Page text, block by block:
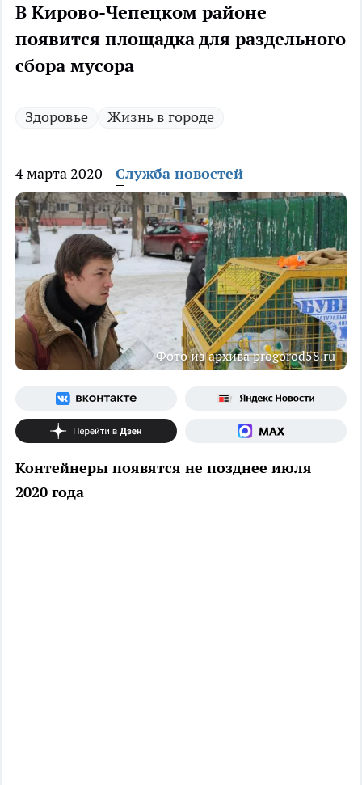
В Кирово-Чепецком районе
появится площадка для раздельного
сбора мусора
Здоровье Жизнь в городе
4 марта 2020 Служба новостей
Фото из архива progorod58.ru
Контейнеры появятся не позднее июля
2020 года